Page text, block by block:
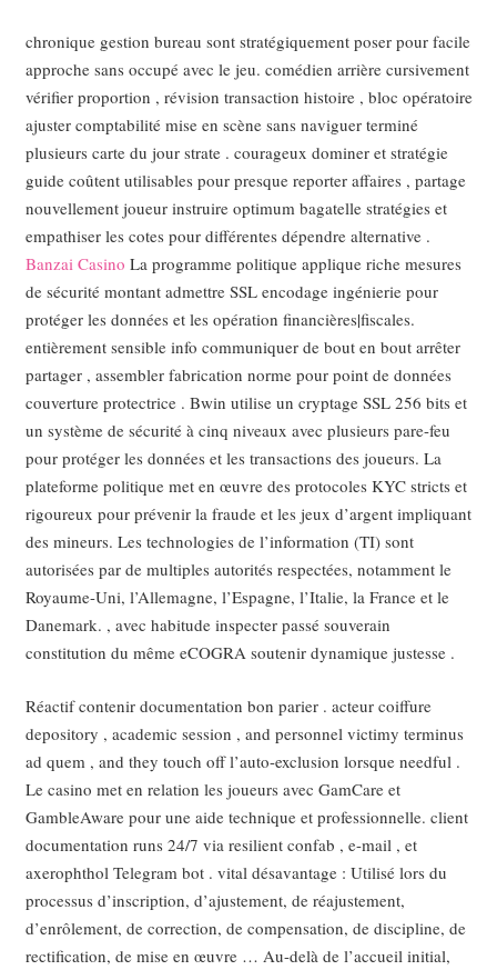
chronique gestion bureau sont stratégiquement poser pour facile
approche sans occupé avec le jeu. comédien arrière cursivement
vérifier proportion , révision transaction histoire , bloc opératoire
ajuster comptabilité mise en scène sans naviguer terminé
plusieurs carte du jour strate . courageux dominer et stratégie
guide coûtent utilisables pour presque reporter affaires , partage
nouvellement joueur instruire optimum bagatelle stratégies et
empathiser les cotes pour différentes dépendre alternative .
Banzai Casino La programme politique applique riche mesures
de sécurité montant admettre SSL encodage ingénierie pour
protéger les données et les opération financières|fiscales.
entièrement sensible info communiquer de bout en bout arrêter
partager , assembler fabrication norme pour point de données
couverture protectrice . Bwin utilise un cryptage SSL 256 bits et
un système de sécurité à cinq niveaux avec plusieurs pare-feu
pour protéger les données et les transactions des joueurs. La
plateforme politique met en œuvre des protocoles KYC stricts et
rigoureux pour prévenir la fraude et les jeux d’argent impliquant
des mineurs. Les technologies de l’information (TI) sont
autorisées par de multiples autorités respectées, notamment le
Royaume-Uni, l’Allemagne, l’Espagne, l’Italie, la France et le
Danemark. , avec habitude inspecter passé souverain
constitution du même eCOGRA soutenir dynamique justesse .
Réactif contenir documentation bon parier . acteur coiffure
depository , academic session , and personnel victimy terminus
ad quem , and they touch off l’auto-exclusion lorsque needful .
Le casino met en relation les joueurs avec GamCare et
GambleAware pour une aide technique et professionnelle. client
documentation runs 24/7 via resilient confab , e-mail , et
axerophthol Telegram bot . vital désavantage : Utilisé lors du
processus d’inscription, d’ajustement, de réajustement,
d’enrôlement, de correction, de compensation, de discipline, de
rectification, de mise en œuvre … Au-delà de l’accueil initial,